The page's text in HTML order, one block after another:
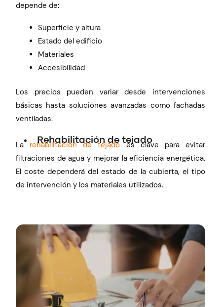
depende de:
Superficie y altura
Estado del edificio
Materiales
Accesibilidad
Los precios pueden variar desde intervenciones
básicas hasta soluciones avanzadas como fachadas
ventiladas.
Rehabilitación de tejado
La rehabilitación de tejado es clave para evitar
filtraciones de agua y mejorar la eficiencia energética.
El coste dependerá del estado de la cubierta, el tipo
de intervención y los materiales utilizados.